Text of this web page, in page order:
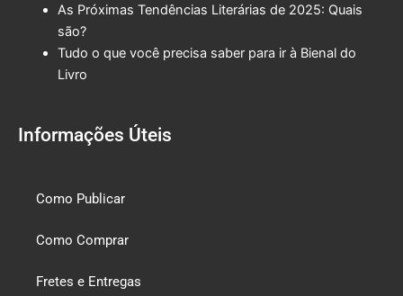
As Próximas Tendências Literárias de 2025: Quais
são?
Tudo o que você precisa saber para ir à Bienal do
Livro
Informações Úteis
Como Publicar
Como Comprar
Fretes e Entregas